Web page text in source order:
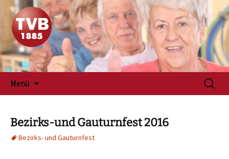
Menü
Suchen
nach:
Bezirks-und Gauturnfest 2016
Bezirks- und Gauturnfest